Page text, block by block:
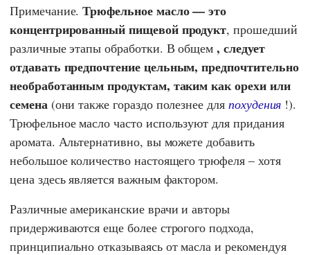
Примечание.Трюфельное масло — это
концентрированный пищевой продукт, прошедший
различные этапы обработки. В общем, следует
отдавать предпочтение цельным, предпочтительно
необработанным продуктам, таким как орехи или
семена (они также гораздо полезнее для похудения !).
Трюфельное масло часто используют для придания
аромата. Альтернативно, вы можете добавить
небольшое количество настоящего трюфеля – хотя
цена здесь является важным фактором.
Различные американские врачи и авторы
придерживаются еще более строгого подхода,
принципиально отказываясь от масла и рекомендуя